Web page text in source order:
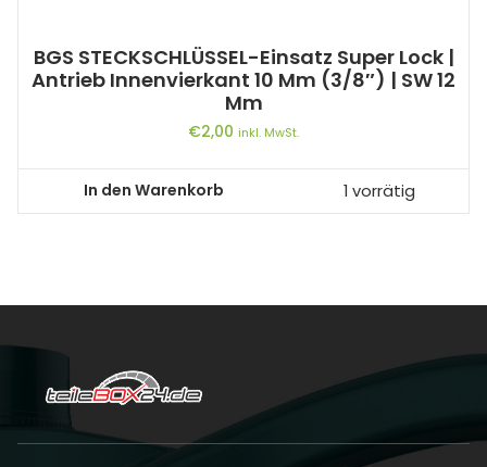
BGS STECKSCHLÜSSEL-Einsatz Super Lock |
Antrieb Innenvierkant 10 Mm (3/8″) | SW 12
Mm
€2,00 inkl. MwSt.
In den Warenkorb 1 vorrätig